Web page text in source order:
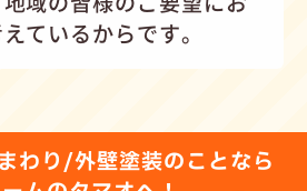
ているからです。
わり/外壁塗装のことなら